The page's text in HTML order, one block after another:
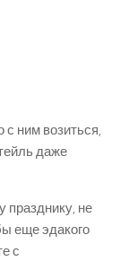
ним возиться,
даже
празднику, не
еще эдакого
с